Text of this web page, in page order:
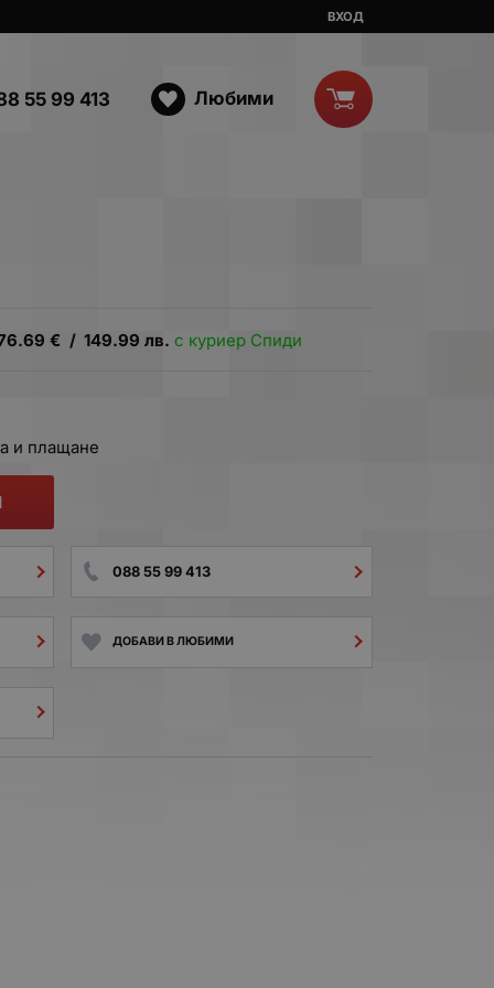
ВХОД
55 99 413 Любими
€ / 149.99 лв. с куриер Спиди
и плащане
088 55 99 413
ДОБАВИ В ЛЮБИМИ